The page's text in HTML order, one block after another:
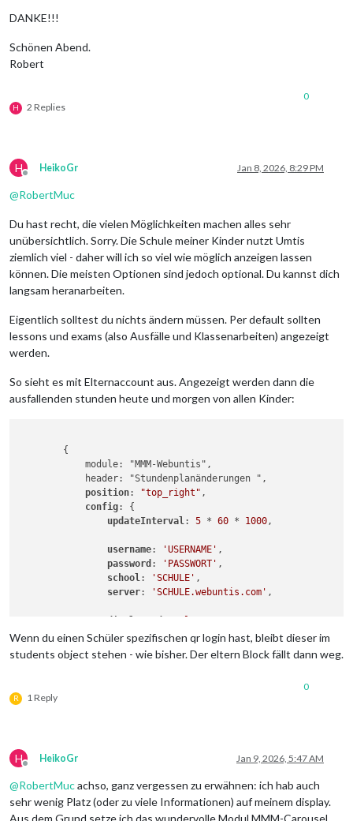
DANKE!!!
Schönen Abend.
Robert
H 2 Replies
0
H
Offline
HeikoGr Jan 8, 2026, 8:29 PM
@RobertMuc
Du hast recht, die vielen Möglichkeiten machen alles sehr
unübersichtlich. Sorry. Die Schule meiner Kinder nutzt Umtis
ziemlich viel - daher will ich so viel wie möglich anzeigen lassen
können. Die meisten Optionen sind jedoch optional. Du kannst dich
langsam heranarbeiten.
Eigentlich solltest du nichts ändern müssen. Per default sollten
lessons und exams (also Ausfälle und Klassenarbeiten) angezeigt
werden.
So sieht es mit Elternaccount aus. Angezeigt werden dann die
ausfallenden stunden heute und morgen von allen Kinder:
        {
            module: "MMM-Webuntis",
            header: "Stundenplanänderungen ",
position: "top_right" ,
config: {
updateInterval: 5 * 60 * 1000,
username: 'USERNAME' ,
password : 'PASSWORT' ,
school: 'SCHULE' ,
server: 'SCHULE.webuntis.com' ,
lessons: {
nextDays
: 1
// widget-specific days
                    },
            }
Wenn du einen Schüler spezifischen qr login hast, bleibt dieser im
students object stehen - wie bisher. Der eltern Block fällt dann weg.
R 1 Reply
0
H
Offline
HeikoGr Jan 9, 2026, 5:47 AM
@RobertMucachso, ganz vergessen zu erwähnen: ich hab auch
sehr wenig Platz (oder zu viele Informationen) auf meinem display.
Aus dem Grund setze ich das wundervolle Modul MMM-Carousel